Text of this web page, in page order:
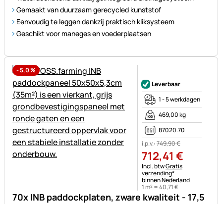
Gemaakt van duurzaam gerecycled kunststof
Eenvoudig te leggen dankzij praktisch kliksysteem
Geschikt voor maneges en voederplaatsen
-5,0%
70x INB paddockplaten, zware kwaliteit - 17,5
Leverbaar
1 - 5 werkdagen
469,00 kg
87020.70
i.p.v.:749,90€
712,41 €
Belastinginformatie:
Incl. btwGratis
verzending*
binnen Nederland
1 m² =40,71€